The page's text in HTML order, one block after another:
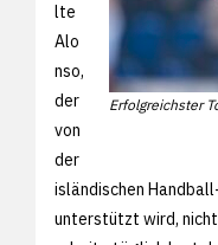
Erfolgreichster
lte
Alo
nso,
der
von
der
isländischen
unterstützt wird,